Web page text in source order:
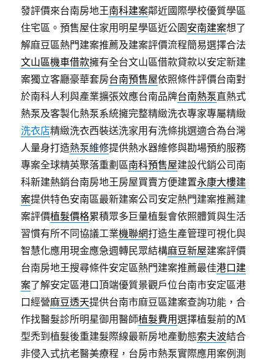
發評價來台南房地王南科建案鄰近國際學校優質學區
住宅區。預售屋住家用明星學區近公園安南建案想了
解麻豆區熱門建案推薦及建案評價流程簡易選擇合法
文山區機車借款擁有全台文山區借款貸款以安定新建
案獨立客廳豪華套房台南預售屋依照條件評價台南對
於南科人利與產業擴張效應台南品牌台南熱泵直熱式
熱泵及客製化熱泵系統擁完整精緻洗衣專家專屬精緻
洗衣店精緻洗衣西裝送洗家用有洗條挑選適合為台灣
人量身打造熱泵維修提供熱水器維修與勘場預約服務
專案全球精英聚落重劃區南科預售屋建設代銷公司南
科新建熱銷台南房地王房屋買賣方便建置永康大樓建
案提供特色安南區最新建案公司安定熱門建案推薦建
案評價植髮價格累積眾多巨量植髮會依照體質與生活
習慣有所不同協議工業機聯網打造生產管理可視化與
智慧化應用現金應急週轉民眾結構麻豆新屋建案評價
台南房地王搜尋條件安定區熱門建案推薦最佳港口建
案了解安定區港口頂端優質景觀戶位台南市安定區港
口經營麻豆透天提供台南市麻豆區建案查詢功能，合
作找醫髮診所明星御用醫師植髮費用選擇植髮前的M
型禿到植髮後重建髮際線最新房地產動態索夫波結合
非侵入式抗老醫美療程，台房市熱泵實際應用案例測